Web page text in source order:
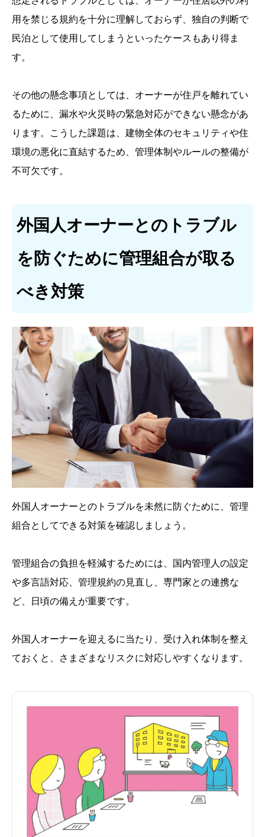
用を禁じる規約を十分に理解しておらず、独自の判断で
民泊として使用してしまうといったケースもあり得ま
す。
その他の懸念事項としては、オーナーが住戸を離れてい
るために、漏水や火災時の緊急対応ができない懸念があ
ります。こうした課題は、建物全体のセキュリティや住
環境の悪化に直結するため、管理体制やルールの整備が
不可欠です。
外国人オーナーとのトラブル
を防ぐために管理組合が取る
べき対策
外国人オーナーとのトラブルを未然に防ぐために、管理
組合としてできる対策を確認しましょう。
管理組合の負担を軽減するためには、国内管理人の設定
や多言語対応、管理規約の見直し、専門家との連携な
ど、日頃の備えが重要です。
外国人オーナーを迎えるに当たり、受け入れ体制を整え
ておくと、さまざまなリスクに対応しやすくなります。